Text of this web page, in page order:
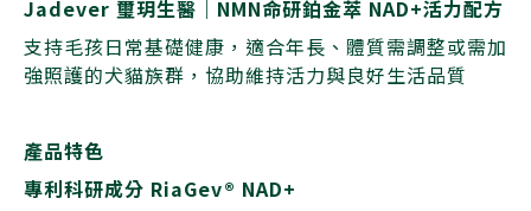
Jadever 璽玥生醫｜NMN命研鉑金萃 NAD+活力配方
支持毛孩日常基礎健康，適合年長、體質需調整或需加
強照護的犬貓族群，協助維持活力與良好生活品質
產品特色
專利科研成分 RiaGev® NAD+